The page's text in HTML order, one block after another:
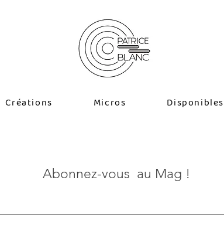
Créations Micros Disponibles
Abonnez-vous au Mag !